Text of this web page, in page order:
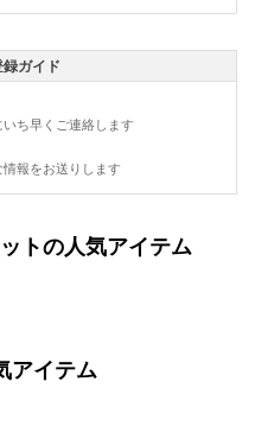
ガイド
ち早くご連絡します
報をお送りします
トの人気アイテム
アイテム